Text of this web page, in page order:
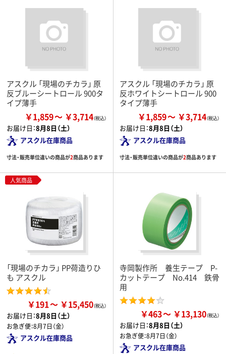
アスクル 「現場のチカラ」 原
反ブルーシートロール 900タ
イプ薄手
￥1,859 ￥3,714
お届け日：8月8日（土）
アスクル在庫商品
寸法・販売単位違いの商品が2商品あります
アスクル 「現場のチカラ」 原
反ホワイトシートロール 900
タイプ薄手
￥1,859 ￥3,714
お届け日：8月8日（土）
アスクル在庫商品
寸法・販売単位違いの商品が2商品あります
人気商品
「現場のチカラ」 PP荷造りひ
も アスクル
￥191 ￥15,450
お届け日：8月8日（土）
お急ぎ便：8月7日（金）
アスクル在庫商品
寺岡製作所 養生テープ P-
カットテープ No.414 鉄骨
用
￥463 ￥13,130
お届け日：8月8日（土）
お急ぎ便：8月7日（金）
アスクル在庫商品